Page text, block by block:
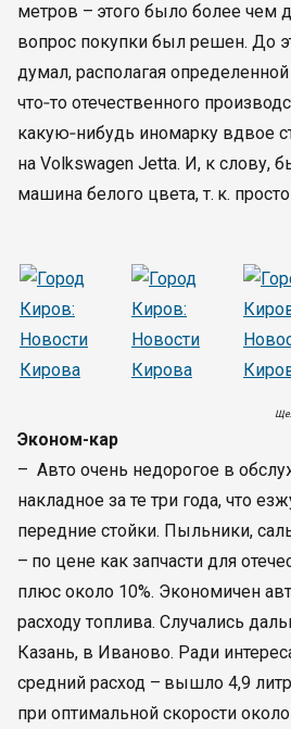
метров – этого было более чем
вопрос покупки был решен. До
думал, располагая
что‑то отечественного
какую‑нибудь иномарку вдвое
на Volkswagen Jetta. И, к слову,
машина белого цвета, т. к.
Эконом-кар
– Авто очень недорогое в
накладное за те три года, что
передние стойки. Пыльники,
– по цене как запчасти для
плюс около 10%. Экономичен
расходу топлива. Случались
Казань, в Иваново. Ради
средний расход – вышло 4,9
при оптимальной скорости около